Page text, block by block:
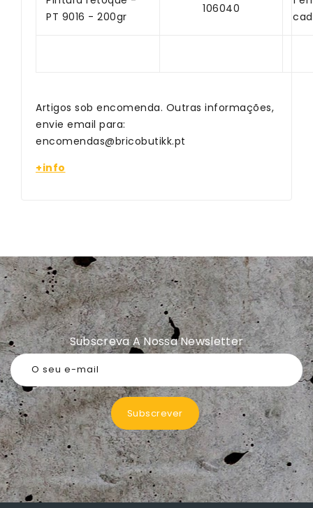
PT 9016 - 200gr
106040
Artigos sob encomenda. Outras informações,
envie email para:
encomendas@bricobutikk.pt
+info
Subscreva A Nossa Newsletter
O seu e-mail
Subscrever